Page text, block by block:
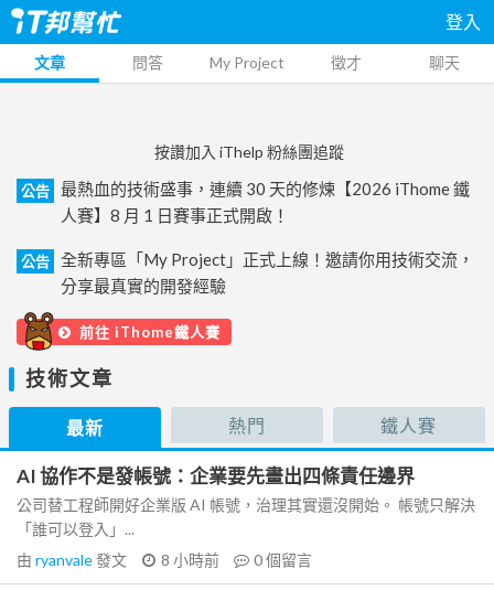
登入
文章 問答 My Project 徵才 聊天
按讚加入 iThelp 粉絲團追蹤
公告
最熱血的技術盛事，連續 30 天的修煉【2026 iThome 鐵
人賽】8 月 1 日賽事正式開啟！
公告
全新專區「My Project」正式上線！邀請你用技術交流，
分享最真實的開發經驗
前往 iThome鐵人賽
技術文章
最新 熱門 鐵人賽
AI 協作不是發帳號：企業要先畫出四條責任邊界
公司替工程師開好企業版 AI 帳號，治理其實還沒開始。 帳號只解決
「誰可以登入」...
由 ryanvale發文 8 小時前 0個留言